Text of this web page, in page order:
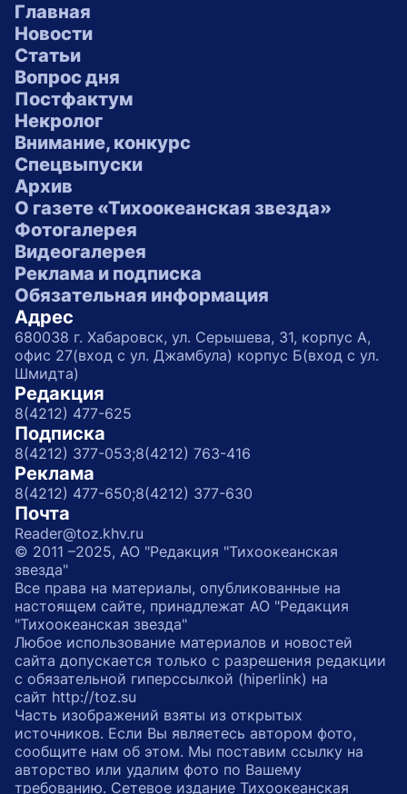
Главная
Новости
Статьи
Вопрос дня
Постфактум
Некролог
Внимание, конкурс
Спецвыпуски
Архив
О газете «Тихоокеанская звезда»
Фотогалерея
Видеогалерея
Реклама и подписка
Обязательная информация
Адрес
680038 г. Хабаровск, ул. Серышева, 31, корпус А,
офис 27(вход с ул. Джамбула) корпус Б(вход с ул.
Шмидта)
Редакция
8(4212) 477-625
Подписка
8(4212) 377-053;8(4212) 763-416
Реклама
8(4212) 477-650;8(4212) 377-630
Почта
Reader@toz.khv.ru
© 2011 –2025, АО "Редакция "Тихоокеанская
звезда"
Все права на материалы, опубликованные на
настоящем сайте, принадлежат АО "Редакция
"Тихоокеанская звезда"
Любое использование материалов и новостей
сайта допускается только с разрешения редакции
с обязательной гиперссылкой (hiperlink) на
сайт http://toz.su
Часть изображений взяты из открытых
источников. Если Вы являетесь автором фото,
сообщите нам об этом. Мы поставим ссылку на
авторство или удалим фото по Вашему
требованию. Сетевое издание Тихоокеанская